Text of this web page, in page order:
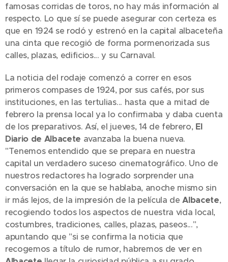
famosas corridas de toros, no hay más información al
respecto. Lo que sí se puede asegurar con certeza es
que en 1924 se rodó y estrenó en la capital albaceteña
una cinta que recogió de forma pormenorizada sus
calles, plazas, edificios... y su Carnaval.
La noticia del rodaje comenzó a correr en esos
primeros compases de 1924, por sus cafés, por sus
instituciones, en las tertulias... hasta que a mitad de
febrero la prensa local ya lo confirmaba y daba cuenta
de los preparativos. Así, el jueves, 14 de febrero, El
Diario de Albacete avanzaba la buena nueva.
"Tenemos entendido que se prepara en nuestra
capital un verdadero suceso cinematográfico. Uno de
nuestros redactores ha logrado sorprender una
conversación en la que se hablaba, anoche mismo sin
ir más lejos, de la impresión de la película deAlbacete,
recogiendo todos los aspectos de nuestra vida local,
costumbres, tradiciones, calles, plazas, paseos...",
apuntando que "si se confirma la noticia que
recogemos a título de rumor, habremos de ver en